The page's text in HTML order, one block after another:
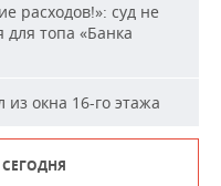
расходов!»: суд не
для топа «Банка
окна 16-го этажа